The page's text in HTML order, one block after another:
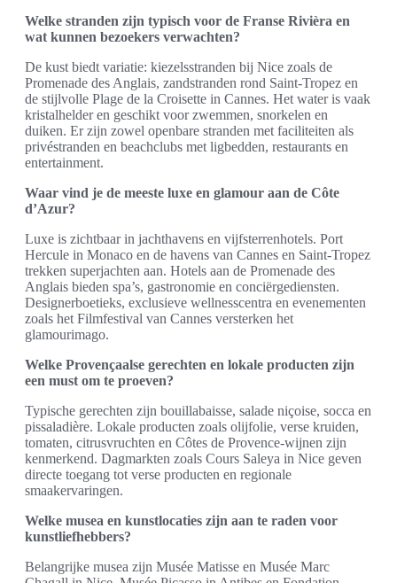
Welke stranden zijn typisch voor de Franse Rivièra en
wat kunnen bezoekers verwachten?
De kust biedt variatie: kiezelsstranden bij Nice zoals de
Promenade des Anglais, zandstranden rond Saint-Tropez en
de stijlvolle Plage de la Croisette in Cannes. Het water is vaak
kristalhelder en geschikt voor zwemmen, snorkelen en
duiken. Er zijn zowel openbare stranden met faciliteiten als
privéstranden en beachclubs met ligbedden, restaurants en
entertainment.
Waar vind je de meeste luxe en glamour aan de Côte
d’Azur?
Luxe is zichtbaar in jachthavens en vijfsterrenhotels. Port
Hercule in Monaco en de havens van Cannes en Saint-Tropez
trekken superjachten aan. Hotels aan de Promenade des
Anglais bieden spa’s, gastronomie en conciërgediensten.
Designerboetieks, exclusieve wellnesscentra en evenementen
zoals het Filmfestival van Cannes versterken het
glamourimago.
Welke Provençaalse gerechten en lokale producten zijn
een must om te proeven?
Typische gerechten zijn bouillabaisse, salade niçoise, socca en
pissaladière. Lokale producten zoals olijfolie, verse kruiden,
tomaten, citrusvruchten en Côtes de Provence-wijnen zijn
kenmerkend. Dagmarkten zoals Cours Saleya in Nice geven
directe toegang tot verse producten en regionale
smaakervaringen.
Welke musea en kunstlocaties zijn aan te raden voor
kunstliefhebbers?
Belangrijke musea zijn Musée Matisse en Musée Marc